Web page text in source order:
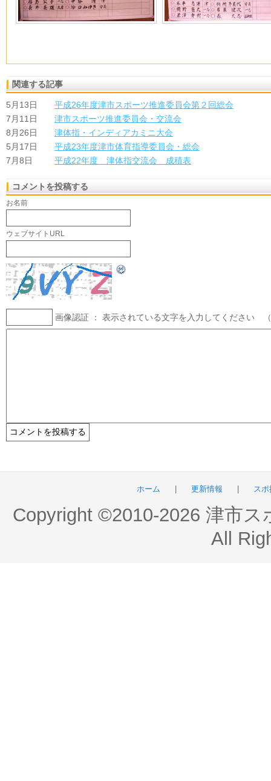
関連する記事
5月13日
平成26年度津市スポーツ推進委員会第２回総会
7月11日
津市スポーツ推進委員会・交流会
8月26日
津体指・インディアカミニ大会
5月17日
平成23年度津市体育指導委員会・総会
7月8日
平成22年度 津体指交流会 成積表
コメントを投稿する
お名前
ウェブサイトURL
画像認証 ： 表示されている文字を入力してください
ホーム 更新情報 ス
Copyright ©2010-2026 津市
All